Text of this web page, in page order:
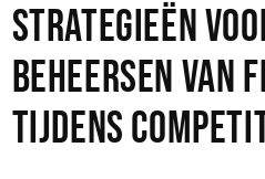
Strategieën
beheersen
tijdens